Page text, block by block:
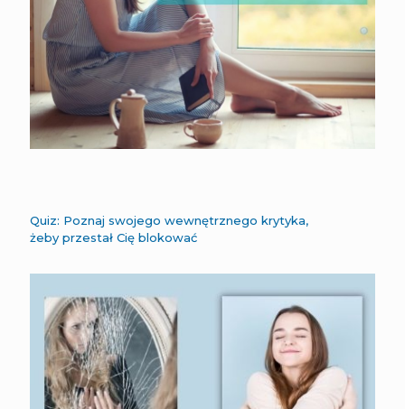
Quiz: Poznaj swojego wewnętrznego krytyka,
żeby przestał Cię blokować